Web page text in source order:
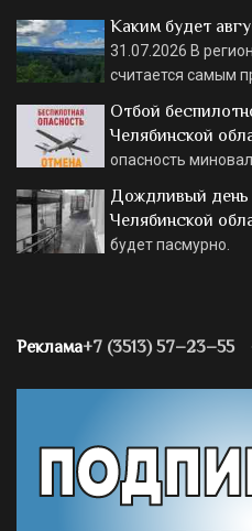
Каким будет
31.07.2026 В
считается самым
Отбой
Челябинской
опасность
Дождливый день
Челябинской
будет пасмурно.
Реклама+7 (3513) 57–23–55